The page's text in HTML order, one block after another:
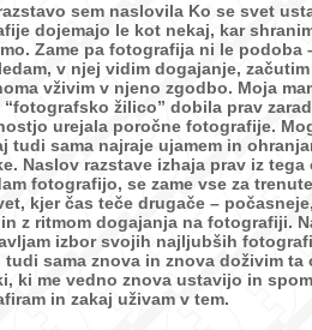
sem naslovila Ko se svet
dojemajo le kot nekaj, kar
Zame pa fotografija ni le podoba
v njej vidim dogajanje,
vživim v njeno zgodbo. Moja
“fotografsko žilico” dobila prav
urejala poročne fotografije.
tudi sama najraje ujamem in
Naslov razstave izhaja prav iz tega
fotografijo, se zame vse za
kjer čas teče drugače –
z ritmom dogajanja na fotografiji.
izbor svojih najljubših
tudi sama znova in znova doživim ta
ki me vedno znova ustavijo in
in zakaj uživam v tem.